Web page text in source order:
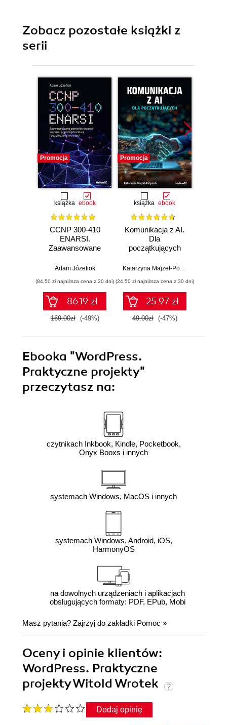
Zobacz pozostałe książki z
serii
Promocja
książka ebook
CCNP 300-410
ENARSI.
Zaawansowane
sieciami
bezpieczeństwo
sieci
Adam Józefiok
(84,50 zł najniższa cena z 30 dni)
86.19 zł
169.00zł (-49%)
Promocja
książka ebook
Komunikacja z AI.
Dla
początkujących
Katarzyna Majzel-Pośpiech
(24,50 zł najniższa cena z 30 dni)
25.97 zł
49.00zł (-47%)
Ebooka "WordPress.
Praktyczne projekty"
przeczytasz na:
czytnikach Inkbook, Kindle, Pocketbook,
Onyx Booxs i innych
systemach Windows, MacOS i innych
systemach Windows, Android, iOS,
HarmonyOS
na dowolnych urządzeniach i aplikacjach
obsługujących formaty: PDF, EPub, Mobi
Masz pytania? Zajrzyj do zakładki Pomoc »
Oceny i opinie klientów:
WordPress. Praktyczne
projekty Witold Wrotek
Dodaj opinię